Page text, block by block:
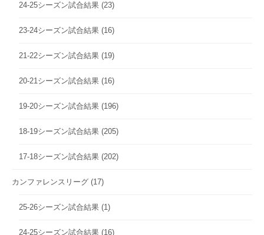
24-25シーズン試合結果 (23)
23-24シーズン試合結果 (16)
21-22シーズン試合結果 (19)
20-21シーズン試合結果 (16)
19-20シーズン試合結果 (196)
18-19シーズン試合結果 (205)
17-18シーズン試合結果 (202)
カンファレンスリーグ (17)
25-26シーズン試合結果 (1)
24-25シーズン試合結果 (16)